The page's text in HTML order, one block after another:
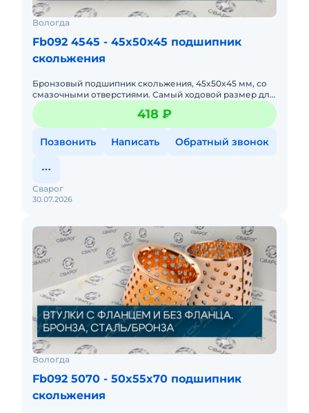
Вологда
Fb092 4545 - 45x50x45 подшипник
скольжения
Бронзовый подшипник скольжения, 45x50x45 мм, со
смазочными отверстиями. Самый ходовой размер для
сельхозтехники. Масляные канавки уменьшают износ.
418 ₽
Позвонить Написать Обратный звонок
30.07.2026
Сварог
Вологда
Fb092 5070 - 50x55x70 подшипник
скольжения